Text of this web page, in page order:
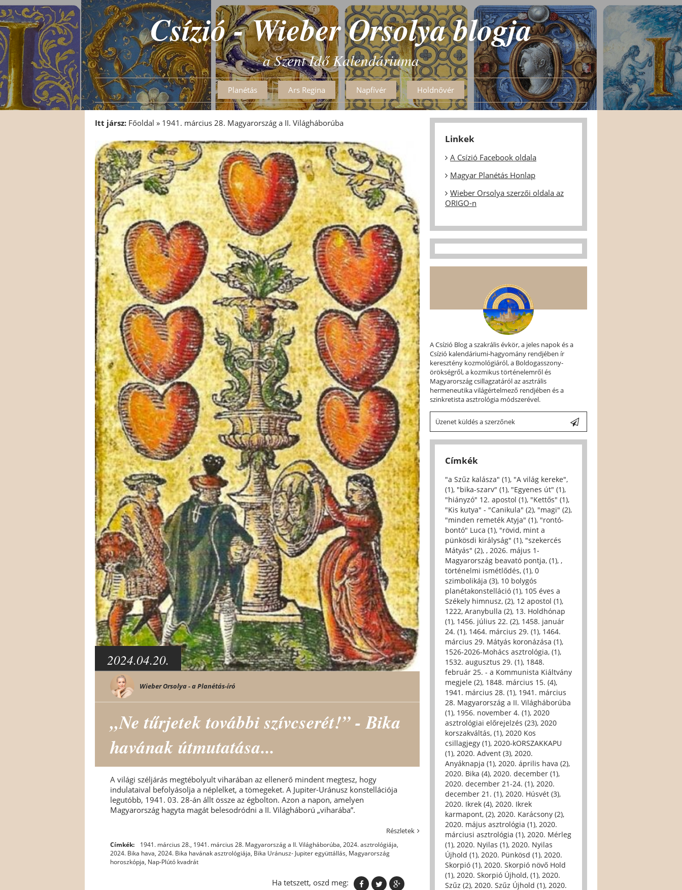
Csízió - Wieber Orsolya blogja
a Szent Idő Kalendáriuma
Planétás Ars Regina Napfívér Holdnővér
Itt jársz: Főoldal » 1941. március 28. Magyarország a II. Világháborúba
2024.04.20.
Wieber Orsolya - a Planétás-író
„Ne tűrjetek további szívcserét!” - Bika
havának útmutatása...
A világi széljárás megtébolyult viharában az ellenerő mindent megtesz, hogy
indulataival befolyásolja a néplelket, a tömegeket. A Jupiter-Uránusz konstellációja
legutóbb, 1941. 03. 28-án állt össze az égbolton. Azon a napon, amelyen
Magyarország hagyta magát belesodródni a II. Világháború „viharába”.
Részletek
Címkék: 1941. március 28., 1941. március 28. Magyarország a II. Világháborúba, 2024. asztrológiája,
2024. Bika hava, 2024. Bika havának asztrológiája, Bika Uránusz- Jupiter együttállás, Magyarország
horoszkópja, Nap-Plútó kvadrát
Ha tetszett, oszd meg:
Linkek
A Csízió Facebook oldala
Magyar Planétás Honlap
Wieber Orsolya szerzői oldala az
ORIGO-n
A Csízió Blog a szakrális évkör, a jeles napok és a
Csízió kalendáriumi-hagyomány rendjében ír
keresztény kozmológiáról, a Boldogasszony-
örökségről, a kozmikus történelemről és
Magyarország csillagzatáról az asztrális
hermeneutika világértelmező rendjében és a
szinkretista asztrológia módszerével.
Üzenet küldés a szerzőnek
Címkék
"a Szűz kalásza" (1), "A világ kereke",
(1), "bika-szarv" (1), "Egyenes út" (1),
"hiányzó" 12. apostol (1), "Kettős" (1),
"Kis kutya" - "Canikula" (2), "magi" (2),
"minden remeték Atyja" (1), "rontó-
bontó" Luca (1), "rövid, mint a
pünkösdi királyság" (1), "szekercés
Mátyás" (2), , 2026. május 1-
Magyarország beavató pontja, (1), ,
történelmi ismétlődés, (1), 0
szimbolikája (3), 10 bolygós
planétakonstelláció (1), 105 éves a
Székely himnusz, (2), 12 apostol (1),
1222, Aranybulla (2), 13. Holdhónap
(1), 1456. július 22. (2), 1458. január
24. (1), 1464. március 29. (1), 1464.
március 29. Mátyás koronázása (1),
1526-2026-Mohács asztrológia, (1),
1532. augusztus 29. (1), 1848.
február 25. - a Kommunista Kiáltvány
megjele (2), 1848. március 15. (4),
1941. március 28. (1), 1941. március
28. Magyarország a II. Világháborúba
(1), 1956. november 4. (1), 2020
asztrológiai előrejelzés (23), 2020
korszakváltás, (1), 2020 Kos
csillagjegy (1), 2020-kORSZAKKAPU
(1), 2020. Advent (3), 2020.
Anyáknapja (1), 2020. április hava (2),
2020. Bika (4), 2020. december (1),
2020. december 21-24. (1), 2020.
december 21. (1), 2020. Húsvét (3),
2020. Ikrek (4), 2020. Ikrek
karmapont, (2), 2020. Karácsony (2),
2020. május asztrológia (1), 2020.
márciusi asztrológia (1), 2020. Mérleg
(1), 2020. Nyilas (1), 2020. Nyilas
Újhold (1), 2020. Pünkösd (1), 2020.
Skorpió (1), 2020. Skorpió növő Hold
(1), 2020. Skorpió Újhold, (1), 2020.
Szűz (2), 2020. Szűz Újhold (1), 2020.